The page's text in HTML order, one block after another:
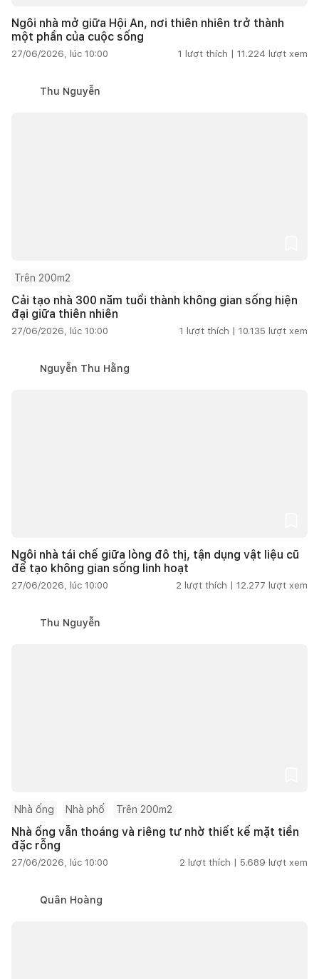
Ngôi nhà mở giữa Hội An, nơi thiên nhiên trở thành
một phần của cuộc sống
27/06/2026, lúc 10:00 1 lượt thích | 11.224 lượt xem
Thu Nguyễn
Trên 200m2
Cải tạo nhà 300 năm tuổi thành không gian sống hiện
đại giữa thiên nhiên
27/06/2026, lúc 10:00 1 lượt thích | 10.135 lượt xem
Nguyễn Thu Hằng
Ngôi nhà tái chế giữa lòng đô thị, tận dụng vật liệu cũ
để tạo không gian sống linh hoạt
27/06/2026, lúc 10:00 2 lượt thích | 12.277 lượt xem
Thu Nguyễn
Nhà ống Nhà phố Trên 200m2
Nhà ống vẫn thoáng và riêng tư nhờ thiết kế mặt tiền
đặc rỗng
27/06/2026, lúc 10:00 2 lượt thích | 5.689 lượt xem
Quân Hoàng